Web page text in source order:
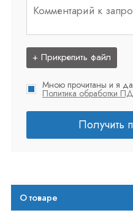
+ Прикрепить файл
Мною прочитаны и я
Политика обработки
Получить
О товаре